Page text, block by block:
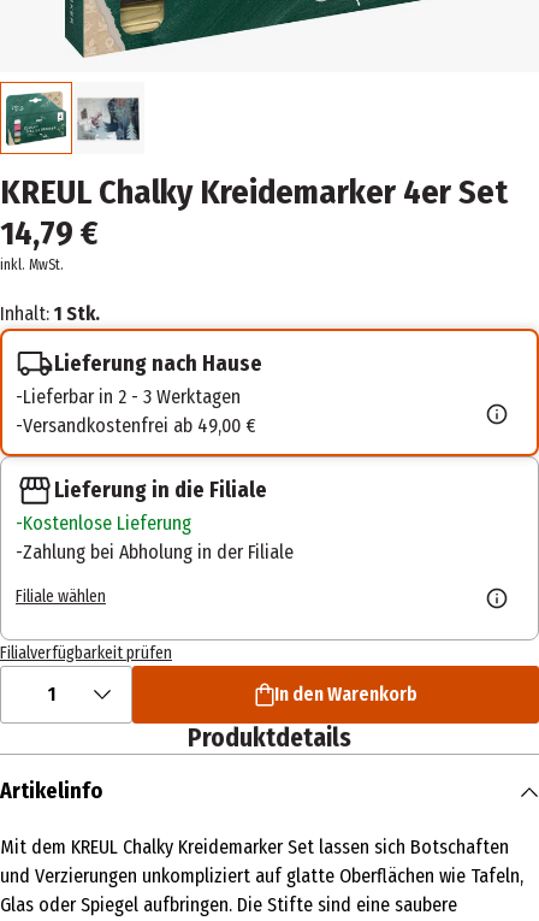
KREUL Chalky Kreidemarker 4er Set
14,79 €
inkl. MwSt.
Inhalt: 1 Stk.
Lieferung nach Hause
Lieferbar in 2 - 3 Werktagen
Versandkostenfrei ab 49,00 €
Lieferung in die Filiale
Kostenlose Lieferung
Zahlung bei Abholung in der Filiale
Filiale wählen
Filialverfügbarkeit prüfen
1 In den Warenkorb
Produktdetails
Artikelinfo
Mit dem KREUL Chalky Kreidemarker Set lassen sich Botschaften
und Verzierungen unkompliziert auf glatte Oberflächen wie Tafeln,
Glas oder Spiegel aufbringen. Die Stifte sind eine saubere